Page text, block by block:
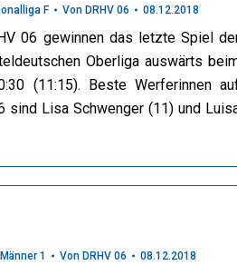
F Von DRHV 06 08.12.2018
06 gewinnen das letzte Spiel
Oberliga auswärts
(11:15). Beste Werferinnen
sind Lisa Schwenger (11) und
Männer 1 Von DRHV 06 08.12.2018